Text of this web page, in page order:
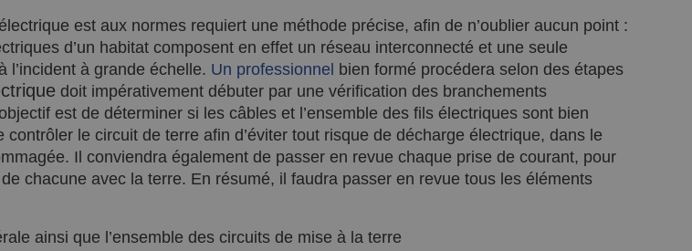
est aux normes requiert une méthode précise, afin de n’oublier aucun point :
d’un habitat composent en effet un réseau interconnecté et une seule
l’incident à grande échelle. Un professionnel bien formé procédera selon des étapes
doit impérativement débuter par une vérification des branchements
est de déterminer si les câbles et l’ensemble des fils électriques sont bien
contrôler le circuit de terre afin d’éviter tout risque de décharge électrique, dans le
Il conviendra également de passer en revue chaque prise de courant, pour
chacune avec la terre. En résumé, il faudra passer en revue tous les éléments
ainsi que l’ensemble des circuits de mise à la terre